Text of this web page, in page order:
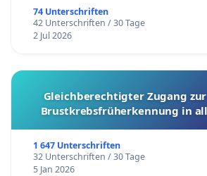
74 Unterschriften
42 Unterschriften / 30 Tage
2 Jul 2026
Gleichberechtigter Zugang
Brustkrebsfrüherkennung in
1 647 Unterschriften
32 Unterschriften / 30 Tage
5 Jan 2026